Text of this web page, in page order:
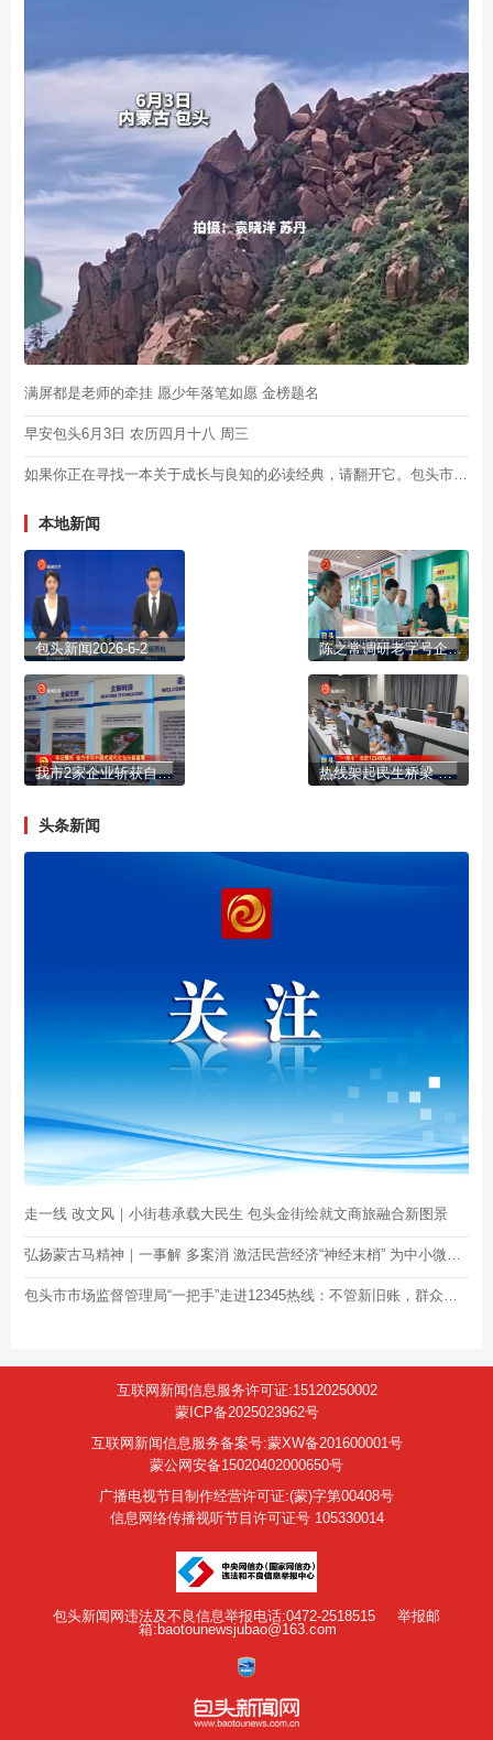
满屏都是老师的牵挂 愿少年落笔如愿 金榜题名
早安包头6月3日 农历四月十八 周三
如果你正在寻找一本关于成长与良知的必读经典，请翻开它。包头市新华书店倾情推荐书目——《杀死一只知更鸟》，作者是美国作家哈珀·李，邀您一同在文字间邂逅美好。我与包头共阅读，晚安！
本地新闻
包头新闻2026-6-2 陈之常调研老字号企业创新发展工作
我市2家企业斩获自治区主席质量奖 热线架起民生桥梁 用心守护市井烟火
头条新闻
走一线 改文风｜小街巷承载大民生 包头金街绘就文商旅融合新图景
互联网新闻信息服务许可证:15120250002
蒙ICP备2025023962号
互联网新闻信息服务备案号:蒙XW备201600001号
蒙公网安备15020402000650号
广播电视节目制作经营许可证:(蒙)字第00408号
信息网络传播视听节目许可证号 105330014
包头新闻网违法及不良信息举报电话:0472-2518515
举报邮
箱:baotounewsjubao@163.com